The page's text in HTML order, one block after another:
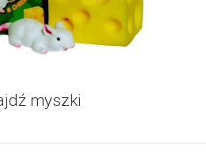
myszki